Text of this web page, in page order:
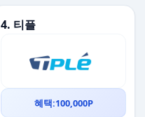
4. 티플
혜택:100,000P